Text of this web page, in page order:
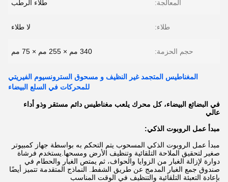
المعالجة: طلاء الرطب
طلاء: لا طلاء
حجم الحزمة: 340 مم × 255 مم × 75 مم
المغناطيس المتجمد غير النظيف و مسحوق السترونسيوم الفيريتي
للمحركات في السلع البيضاء
في البضائع البيضاء، كل محرك يلعب مغناطيس دائم مستقر وذو أداء
عالي
مبدأ عمل الروبوت الذكي:
مبدأ عمل الروبوت الذكي المسحوب يتم التحكم به بواسطة جهاز كمبيوتر
صغير لتحقيق الملاحة التلقائية وتنظيف الأرض ومسحها.يستخدم فرشاة
دوارة لإزالة الغبار من الزوايا والحواف، ثم يمتص الغبار والحطام في
صندوق جمع الغبار المدمج عن طريق الشفط. النماذج المتقدمة تتميز أيضًا
بإعادة التعبئة التلقائية والتنظيف في الوقت المناسب